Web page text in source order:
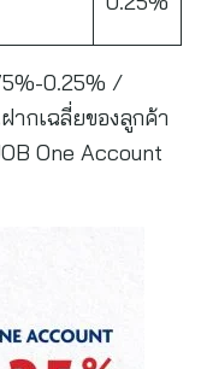
0.25% /
ากเฉลี่ยของลูกค้า
One Account